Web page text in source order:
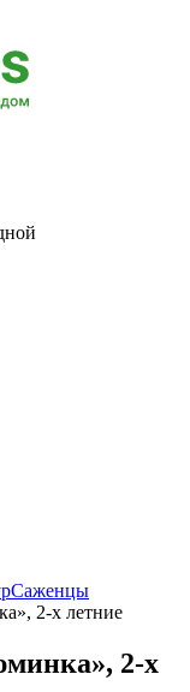
Саженцы
2-х летние
2-х